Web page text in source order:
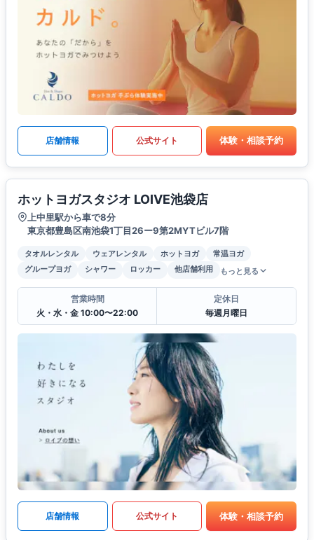
店舗情報 公式サイト 体験・相談予約
ホットヨガスタジオ LOIVE池袋店
上中里駅から車で8分
東京都豊島区南池袋1丁目26ー9第2MYTビル7階
タオルレンタル ウェアレンタル ホットヨガ
常温ヨガ
グループヨガ
シャワー ロッカー 他店舗利用 もっと見る
営業時間
火・水・金 10:00〜22:00
定休日
毎週月曜日
店舗情報 公式サイト 体験・相談予約